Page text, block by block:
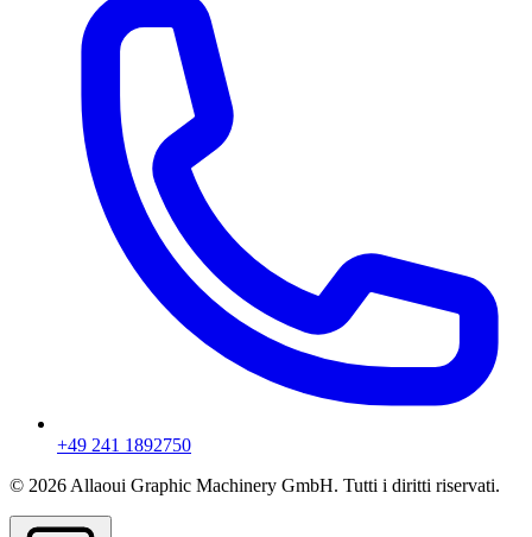
+49 241 1892750
© 2026 Allaoui Graphic Machinery GmbH. Tutti i diritti riservati.